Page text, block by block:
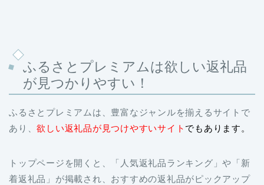
ふるさとプレミアムは欲しい返礼品
が見つかりやすい！
ふるさとプレミアムは、豊富なジャンルを揃えるサイトで
あり、欲しい返礼品が見つけやすいサイト でもあります。
トップページを開くと、「人気返礼品ランキング」や「新
着返礼品」が掲載され、おすすめの返礼品がピックアップ